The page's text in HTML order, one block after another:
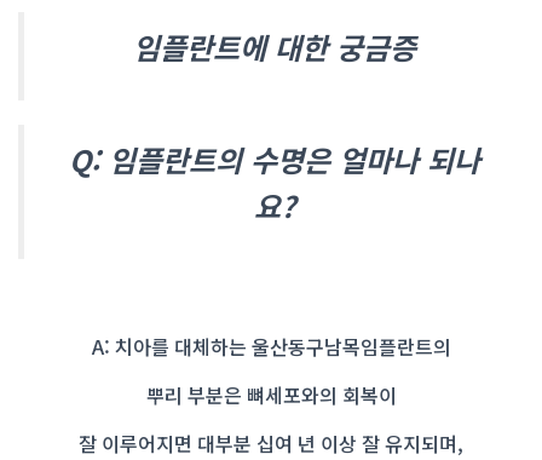
임플란트에 대한 궁금증
Q: 임플란트의 수명은 얼마나 되나
요?
A: 치아를 대체하는 울산동구남목임플란트의
뿌리 부분은 뼈세포와의 회복이
잘 이루어지면 대부분 십여 년 이상 잘 유지되며,